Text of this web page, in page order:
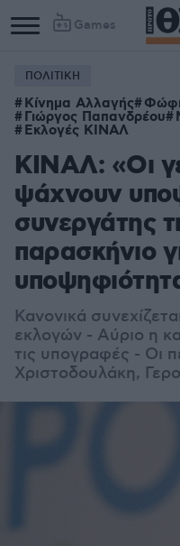
Games
ΠΟΛΙΤΙΚΗ
Κίνημα Αλλαγής
Γιώργος Παπανδρέου
Εκλογές ΚΙΝΑΛ
ΚΙΝΑΛ: «Οι
ψάχνουν
συνεργάτης
παρασκήνιο
Κανονικά
εκλογών - Αύριο η
τις υπογραφές - Οι
Χριστοδουλάκη,